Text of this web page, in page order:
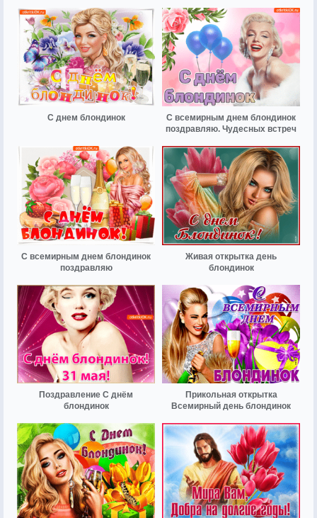
С днем блондинок
С всемирным днем блондинок
поздравляю. Чудесных встреч
С всемирным днем блондинок
поздравляю
Живая открытка день
блондинок
Поздравление С днём
блондинок
Прикольная открытка
Всемирный день блондинок